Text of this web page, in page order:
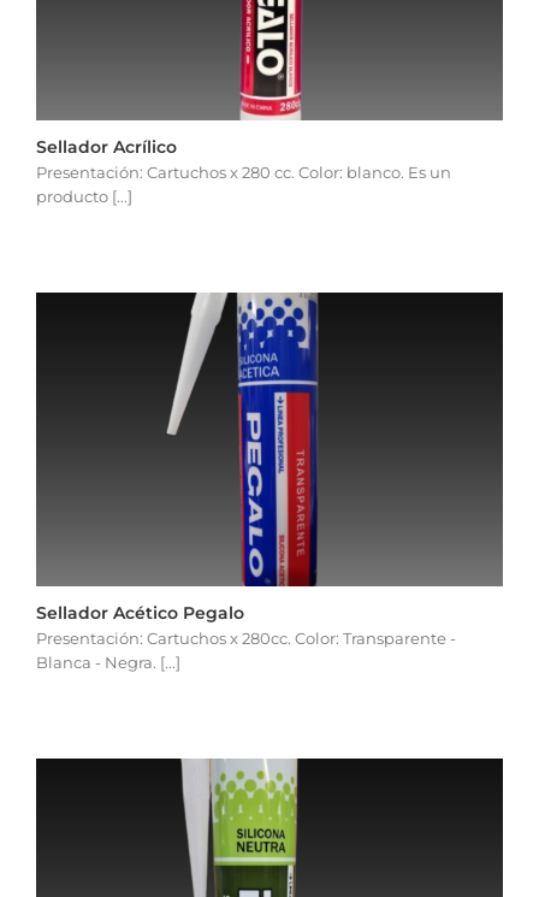
Sellador Acrílico
Presentación: Cartuchos x 280 cc. Color: blanco. Es un
producto [...]
Sellador Acético Pegalo
Presentación: Cartuchos x 280cc. Color: Transparente -
Blanca - Negra. [...]